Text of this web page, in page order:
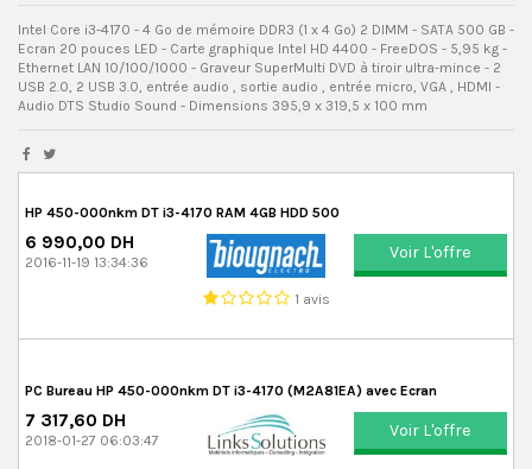
Intel Core i3-4170 - 4 Go de mémoire DDR3 (1 x 4 Go) 2 DIMM - SATA 500 GB -
Ecran 20 pouces LED - Carte graphique Intel HD 4400 - FreeDOS - 5,95 kg -
Ethernet LAN 10/100/1000 - Graveur SuperMulti DVD à tiroir ultra-mince - 2
USB 2.0, 2 USB 3.0, entrée audio , sortie audio , entrée micro, VGA , HDMI -
Audio DTS Studio Sound - Dimensions 395,9 x 319,5 x 100 mm
HP 450-000nkm DT i3-4170 RAM 4GB HDD 500
6 990,00 DH
2016-11-19 13:34:36
1 avis
Voir L'offre
PC Bureau HP 450-000nkm DT i3-4170 (M2A81EA) avec Ecran
7 317,60 DH
2018-01-27 06:03:47 Voir L'offre